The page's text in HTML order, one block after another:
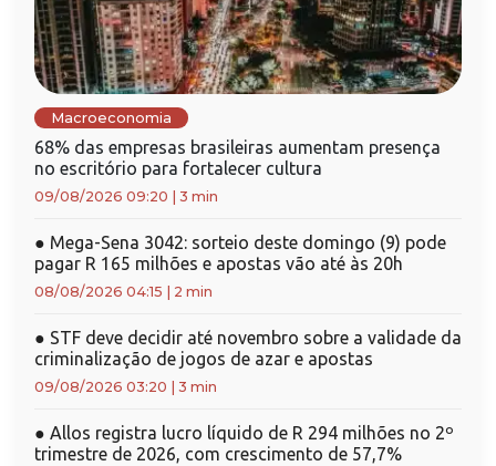
Macroeconomia
68% das empresas brasileiras aumentam presença
no escritório para fortalecer cultura
09/08/2026 09:20 3 min
● Mega-Sena 3042: sorteio deste domingo (9) pode
pagar R 165 milhões e apostas vão até às 20h
08/08/2026 04:15 2 min
● STF deve decidir até novembro sobre a validade da
criminalização de jogos de azar e apostas
09/08/2026 03:20 3 min
● Allos registra lucro líquido de R 294 milhões no 2º
trimestre de 2026, com crescimento de 57,7%